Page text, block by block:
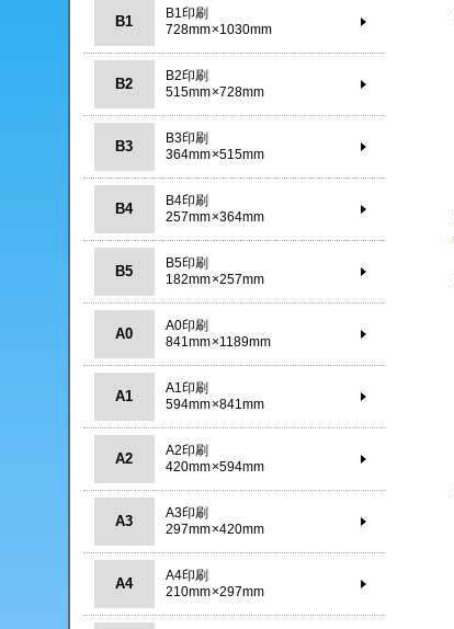
B1
B1印刷
728mm×1030mm
B2
B2印刷
515mm×728mm
B3
B3印刷
364mm×515mm
B4
B4印刷
257mm×364mm
B5
B5印刷
182mm×257mm
A0
A0印刷
841mm×1189mm
A1
A1印刷
594mm×841mm
A2
A2印刷
420mm×594mm
A3
A3印刷
297mm×420mm
A4
A4印刷
210mm×297mm